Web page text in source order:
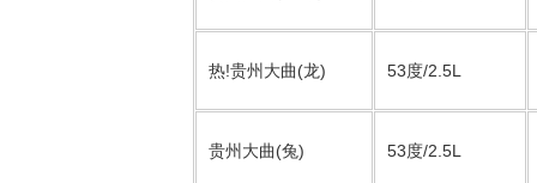
热!贵州大曲(龙) 53度/2.5L
贵州大曲(兔) 53度/2.5L